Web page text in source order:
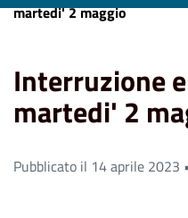
martedi' 2 maggio
Interruzione
martedi' 2
Pubblicato il 14 aprile 2023 •